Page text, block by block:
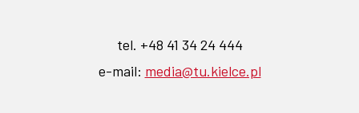
tel. +48 41 34 24 444
e-mail: media@tu.kielce.pl